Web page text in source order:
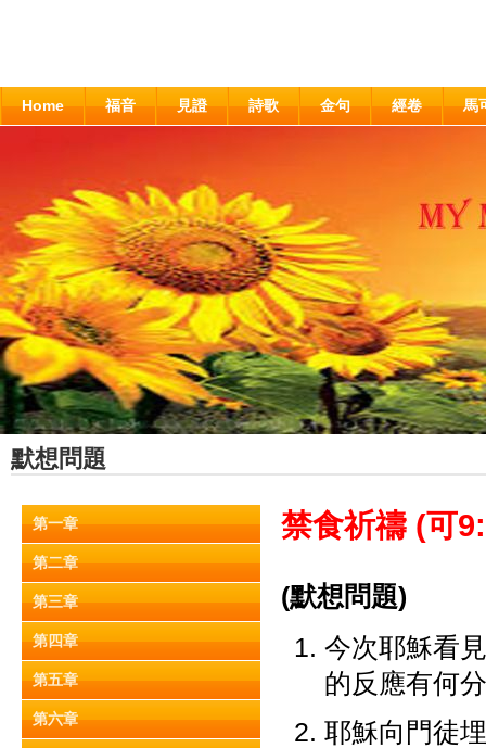
Home 福音 見證 詩歌 金句 經卷 馬
默想問題
第一章
第二章
第三章
第四章
第五章
第六章
禁食祈禱 (可
(默想問題)
今次耶穌看
的反應有何
耶穌向門徒